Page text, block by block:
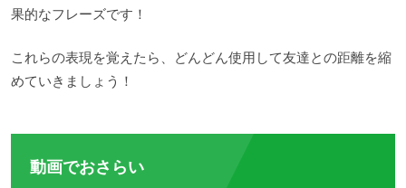
果的なフレーズです！
これらの表現を覚えたら、どんどん使用して友達との距離を縮
めていきましょう！
動画でおさらい